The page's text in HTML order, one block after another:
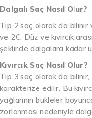
Dalgalı Saç Nasıl Olur?
Tip 2 saç olarak da bilinir
ve 2C. Düz ve kıvırcık
şeklinde dalgalara kadar
Kıvırcık Saç Nasıl Olur?
Tip 3 saç olarak da
karakterize edilir. Bu
yağlarının bukleler
zorlanması nedeniyle